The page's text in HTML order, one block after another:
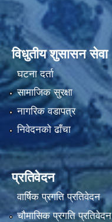
विधुतीय शुसासन सेवा
घटना दर्ता
सामाजिक सुरक्षा
नागरिक वडापत्र
निवेदनको ढाँचा
प्रतिवेदन
वार्षिक प्रगति प्रतिवेदन
चौमासिक प्रगति प्रतिवेदन